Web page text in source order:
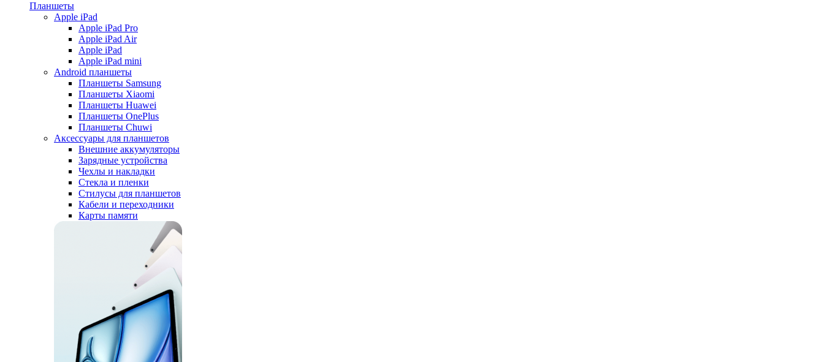
Планшеты
Apple iPad
Apple iPad Pro
Apple iPad Air
Apple iPad
Apple iPad mini
Android планшеты
Планшеты Samsung
Планшеты Xiaomi
Планшеты Huawei
Планшеты OnePlus
Планшеты Chuwi
Аксессуары для планшетов
Внешние аккумуляторы
Зарядные устройства
Чехлы и накладки
Стекла и пленки
Стилусы для планшетов
Кабели и переходники
Карты памяти